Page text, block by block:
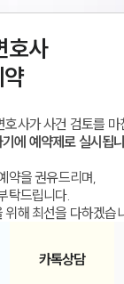
호사
사가 사건 검토를 마
에 예약제로 실시됩
약을 권유드리며,
탁드립니다.
위해 최선을 다하겠습
카톡상담